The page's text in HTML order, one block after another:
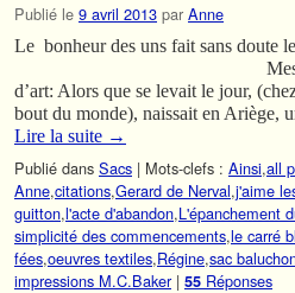
Publié le 9 avril 2013 par Anne
Le bonheur des uns fait sans doute
Mes enfants sont
d’art: Alors que se levait le jour,
bout du monde), naissait en Ariège,
Lire la suite →
Publié dans Sacs | Mots-clefs : Ainsi,all
Anne,citations,Gerard de Nerval,j'aime
guitton,l'acte d'abandon,L'épanchement
simplicité des commencements,le carré
fées,oeuvres textiles,Régine,sac
impressions M.C.Baker | 55 Réponses